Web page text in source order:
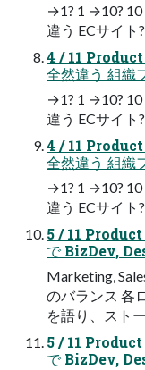
→1? 1 →10?
違う ECサイト?
4 / 11 Product
全然違う 組織
→1? 1 →10?
違う ECサイト?
4 / 11 Product
全然違う 組織
→1? 1 →10?
違う ECサイト?
5 / 11 Product
で BizDev,
Marketing,
のバランス 各
を語り、スト
5 / 11 Product
で BizDev,